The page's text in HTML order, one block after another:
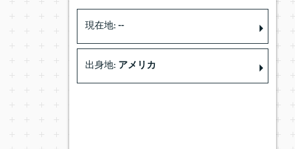
現在地: --
出身地: アメリカ